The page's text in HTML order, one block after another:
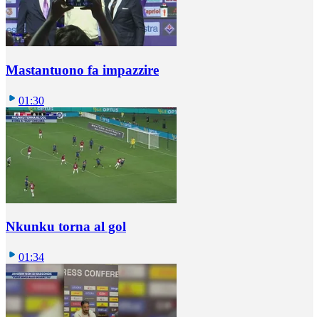
Mastantuono fa impazzire
01:30
Nkunku torna al gol
01:34